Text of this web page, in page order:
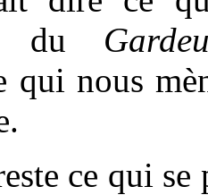
du
qui nous
ce qui